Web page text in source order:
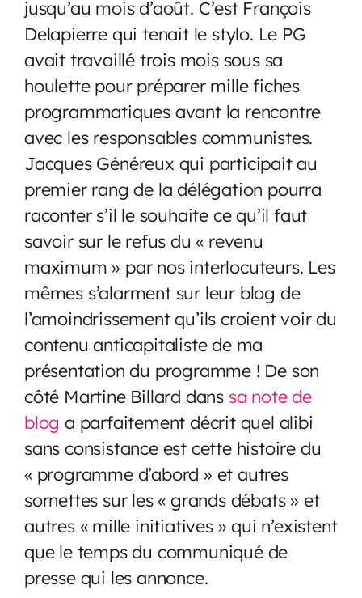
jusqu’au mois d’août. C’est François
Delapierre qui tenait le stylo. Le PG
avait travaillé trois mois sous sa
houlette pour préparer mille fiches
programmatiques avant la rencontre
avec les responsables communistes.
Jacques Généreux qui participait au
premier rang de la délégation pourra
raconter s’il le souhaite ce qu’il faut
savoir sur le refus du « revenu
maximum » par nos interlocuteurs. Les
mêmes s’alarment sur leur blog de
l’amoindrissement qu’ils croient voir du
contenu anticapitaliste de ma
présentation du programme ! De son
côté Martine Billard dans sa note de
blog a parfaitement décrit quel alibi
sans consistance est cette histoire du
« programme d’abord » et autres
sornettes sur les « grands débats » et
autres « mille initiatives » qui n’existent
que le temps du communiqué de
presse qui les annonce.